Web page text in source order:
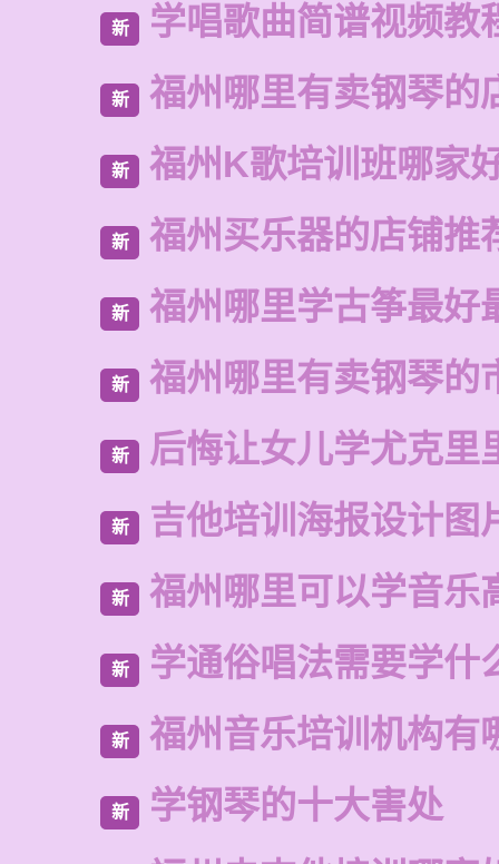
新 学唱歌曲简谱视频教
新 福州哪里有卖钢琴的
新 福州K歌培训班哪家
新 福州买乐器的店铺推
新 福州哪里学古筝最好
新 福州哪里有卖钢琴的
新 后悔让女儿学尤克里
新 吉他培训海报设计图
新 福州哪里可以学音乐
新 学通俗唱法需要学什
新 福州音乐培训机构有
新
学钢琴的十大害处